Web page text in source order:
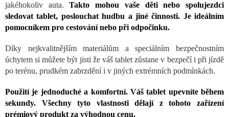
jakéhokoliv auta.Takto mohou vaše děti nebo spolujezdci
sledovat tablet, poslouchat hudbu a jiné činnosti. Je ideálním
pomocníkem pro cestování nebo při odpočinku.
Díky nejkvalitnějším materiálům a speciálním bezpečnostním
úchytem si můžete být jisti že váš tablet zůstane v bezpečí i při jízdě
po terénu, prudkém zabrzdění i v jiných extrémních podmínkách.
Použití je jednoduché a komfortní. Váš tablet upevníte během
sekundy. Všechny tyto vlastnosti dělají z tohoto zařízení
prémiový produkt za výhodnou cenu.